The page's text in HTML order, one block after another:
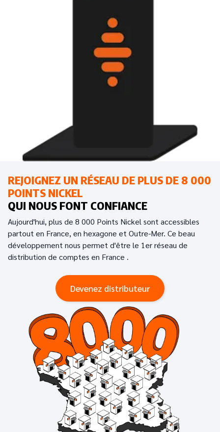
REJOIGNEZ UN RÉSEAU DE PLUS DE 8 000
POINTS NICKEL
QUI NOUS FONT CONFIANCE
Aujourd'hui, plus de 8 000 Points Nickel sont accessibles
partout en France, en hexagone et Outre-Mer. Ce beau
développement nous permet d'être le 1er réseau de
distribution de comptes en France .
Devenez distributeur